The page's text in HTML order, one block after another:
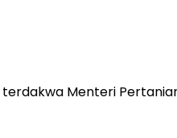
Menteri